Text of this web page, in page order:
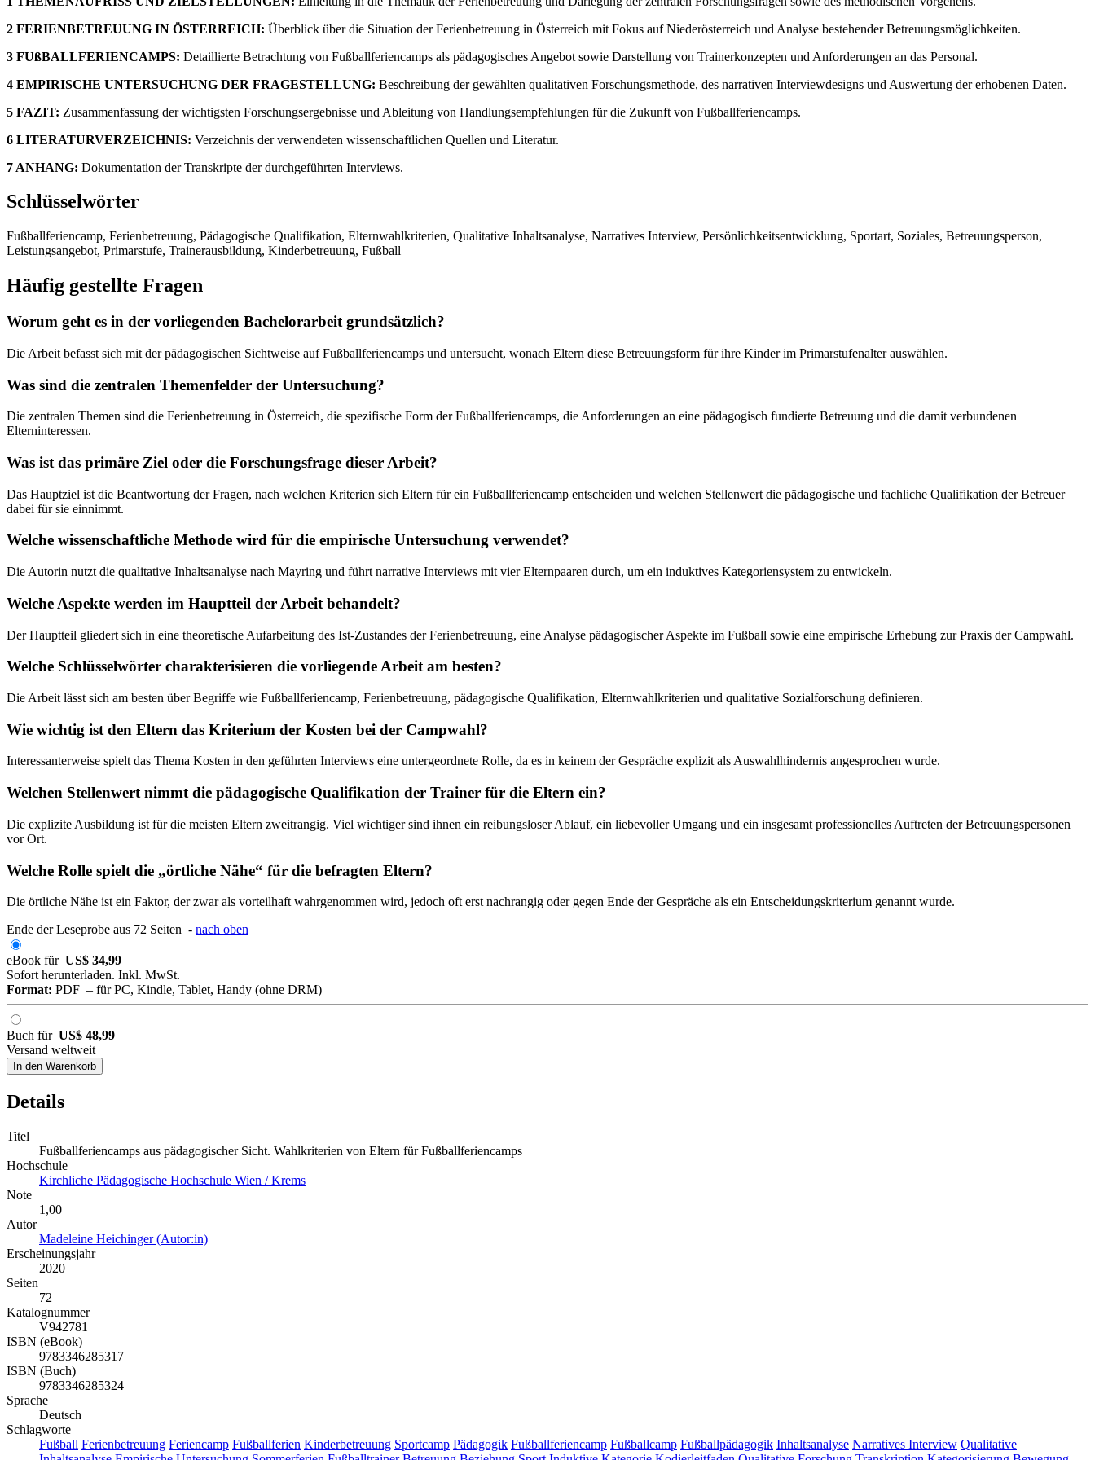
2 FERIENBETREUUNG IN ÖSTERREICH: Überblick über die Situation der Ferienbetreuung in Österreich mit Fokus auf Niederösterreich und Analyse bestehender Betreuungsmöglichkeiten.
3 FUßBALLFERIENCAMPS: Detaillierte Betrachtung von Fußballferiencamps als pädagogisches Angebot sowie Darstellung von Trainerkonzepten und Anforderungen an das Personal.
4 EMPIRISCHE UNTERSUCHUNG DER FRAGESTELLUNG: Beschreibung der gewählten qualitativen Forschungsmethode, des narrativen Interviewdesigns und Auswertung der erhobenen Daten.
5 FAZIT: Zusammenfassung der wichtigsten Forschungsergebnisse und Ableitung von Handlungsempfehlungen für die Zukunft von Fußballferiencamps.
6 LITERATURVERZEICHNIS: Verzeichnis der verwendeten wissenschaftlichen Quellen und Literatur.
7 ANHANG: Dokumentation der Transkripte der durchgeführten Interviews.
Schlüsselwörter
Fußballferiencamp, Ferienbetreuung, Pädagogische Qualifikation, Elternwahlkriterien, Qualitative Inhaltsanalyse, Narratives Interview, Persönlichkeitsentwicklung, Sportart, Soziales, Betreuungsperson,
Leistungsangebot, Primarstufe, Trainerausbildung, Kinderbetreuung, Fußball
Häufig gestellte Fragen
Worum geht es in der vorliegenden Bachelorarbeit grundsätzlich?
Die Arbeit befasst sich mit der pädagogischen Sichtweise auf Fußballferiencamps und untersucht, wonach Eltern diese Betreuungsform für ihre Kinder im Primarstufenalter auswählen.
Was sind die zentralen Themenfelder der Untersuchung?
Die zentralen Themen sind die Ferienbetreuung in Österreich, die spezifische Form der Fußballferiencamps, die Anforderungen an eine pädagogisch fundierte Betreuung und die damit verbundenen
Elterninteressen.
Was ist das primäre Ziel oder die Forschungsfrage dieser Arbeit?
Das Hauptziel ist die Beantwortung der Fragen, nach welchen Kriterien sich Eltern für ein Fußballferiencamp entscheiden und welchen Stellenwert die pädagogische und fachliche Qualifikation der Betreuer
dabei für sie einnimmt.
Welche wissenschaftliche Methode wird für die empirische Untersuchung verwendet?
Die Autorin nutzt die qualitative Inhaltsanalyse nach Mayring und führt narrative Interviews mit vier Elternpaaren durch, um ein induktives Kategoriensystem zu entwickeln.
Welche Aspekte werden im Hauptteil der Arbeit behandelt?
Der Hauptteil gliedert sich in eine theoretische Aufarbeitung des Ist-Zustandes der Ferienbetreuung, eine Analyse pädagogischer Aspekte im Fußball sowie eine empirische Erhebung zur Praxis der Campwahl.
Welche Schlüsselwörter charakterisieren die vorliegende Arbeit am besten?
Die Arbeit lässt sich am besten über Begriffe wie Fußballferiencamp, Ferienbetreuung, pädagogische Qualifikation, Elternwahlkriterien und qualitative Sozialforschung definieren.
Wie wichtig ist den Eltern das Kriterium der Kosten bei der Campwahl?
Interessanterweise spielt das Thema Kosten in den geführten Interviews eine untergeordnete Rolle, da es in keinem der Gespräche explizit als Auswahlhindernis angesprochen wurde.
Welchen Stellenwert nimmt die pädagogische Qualifikation der Trainer für die Eltern ein?
Die explizite Ausbildung ist für die meisten Eltern zweitrangig. Viel wichtiger sind ihnen ein reibungsloser Ablauf, ein liebevoller Umgang und ein insgesamt professionelles Auftreten der Betreuungspersonen
vor Ort.
Welche Rolle spielt die „örtliche Nähe“ für die befragten Eltern?
Die örtliche Nähe ist ein Faktor, der zwar als vorteilhaft wahrgenommen wird, jedoch oft erst nachrangig oder gegen Ende der Gespräche als ein Entscheidungskriterium genannt wurde.
Ende der Leseprobe aus 72 Seiten - nach oben
eBook für US$ 34,99
Sofort herunterladen. Inkl. MwSt.
Format: PDF – für PC, Kindle, Tablet, Handy (ohne DRM)
Buch für US$ 48,99
Versand weltweit
In den Warenkorb
Details
Titel
Fußballferiencamps aus pädagogischer Sicht. Wahlkriterien von Eltern für Fußballferiencamps
Hochschule
Kirchliche Pädagogische Hochschule Wien / Krems
Note
1,00
Autor
Madeleine Heichinger (Autor:in)
Erscheinungsjahr
2020
Seiten
72
Katalognummer
V942781
ISBN (eBook)
9783346285317
ISBN (Buch)
9783346285324
Sprache
Deutsch
Schlagworte
Fußball Ferienbetreuung Feriencamp Fußballferien Kinderbetreuung Sportcamp Pädagogik Fußballferiencamp Fußballcamp Fußballpädagogik Inhaltsanalyse Narratives Interview Qualitative